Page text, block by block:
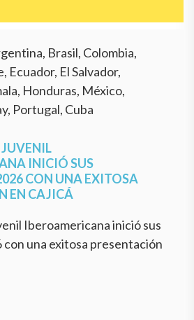
Brasil, Colombia,
Ecuador, El Salvador,
Honduras, México,
Portugal, Cuba
INICIÓ SUS
CON UNA EXITOSA
EN CAJICÁ
Iberoamericana inició sus
una exitosa presentación